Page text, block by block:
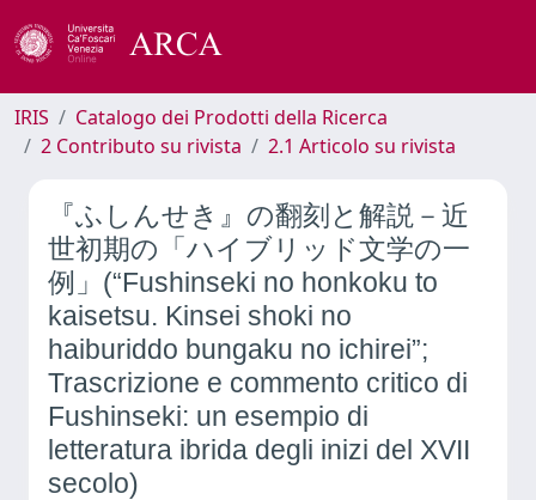
IRIS
Catalogo dei Prodotti della Ricerca
2 Contributo su rivista
2.1 Articolo su rivista
『ふしんせき』の翻刻と解説－近
世初期の「ハイブリッド文学の一
例」(“Fushinseki no honkoku to
kaisetsu. Kinsei shoki no
haiburiddo bungaku no ichirei”;
Trascrizione e commento critico di
Fushinseki: un esempio di
letteratura ibrida degli inizi del XVII
secolo)